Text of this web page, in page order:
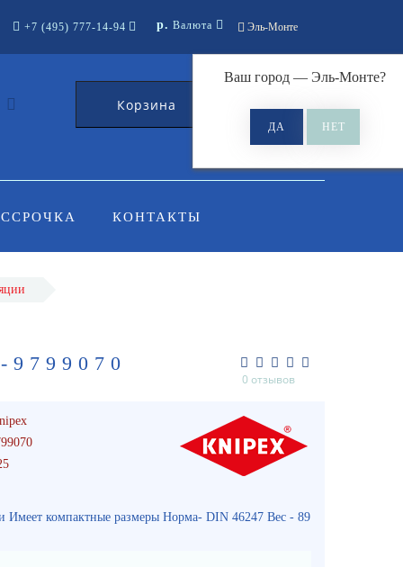
Эль-Монте
Ваш город — Эль-Монте?
+7 (495) 777-14-94 р. Валюта
Корзина 0
КОНТАКТЫ
0 отзывов
Имеет компактные размеры Норма- DIN 46247 Вес - 89